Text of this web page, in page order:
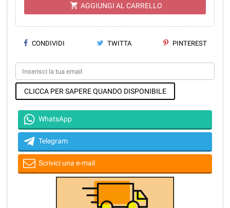
shopping_cart AGGIUNGI AL CARRELLO
CONDIVIDI TWITTA PINTEREST
CLICCA PER SAPERE QUANDO DISPONIBILE
WhatsApp
Telegram
Scrivici una e-mail